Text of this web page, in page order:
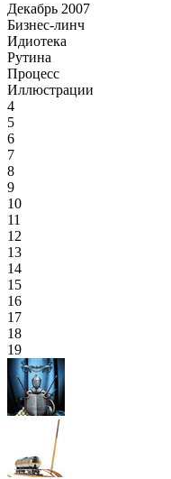
Декабрь 2007
Бизнес-линч
Идиотека
Рутина
Процесс
Иллюстрации
4
5
6
7
8
9
10
11
12
13
14
15
16
17
18
19